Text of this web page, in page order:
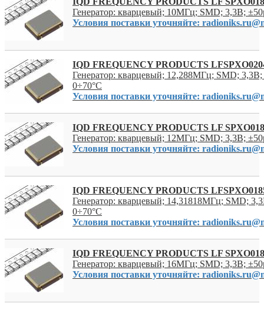
Генератор: кварцевый; 10МГц; SMD; 3,3В;
Условия поставки уточняйте:
IQD FREQUENCY PRODUCTS
Генератор: кварцевый; 12,288МГц; SMD; 3,3В;
0÷70°C
Условия поставки уточняйте:
IQD FREQUENCY PRODUCTS LF
Генератор: кварцевый; 12МГц; SMD; 3,3В;
Условия поставки уточняйте:
IQD FREQUENCY PRODUCTS
Генератор: кварцевый; 14,31818МГц; SMD;
0÷70°C
Условия поставки уточняйте:
IQD FREQUENCY PRODUCTS LF
Генератор: кварцевый; 16МГц; SMD; 3,3В;
Условия поставки уточняйте: